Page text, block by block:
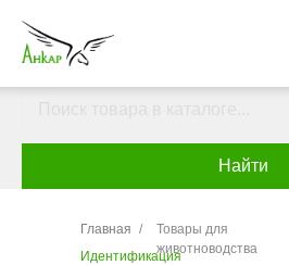
Найти
Главная /
Товары для
животноводства
Идентификация